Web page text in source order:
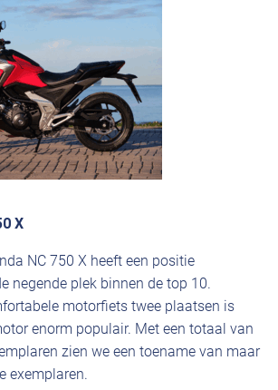
X
NC 750 X heeft een positie
negende plek binnen de top 10.
motorfiets twee plaatsen is
enorm populair. Met een totaal van
zien we een toename van maar
exemplaren.